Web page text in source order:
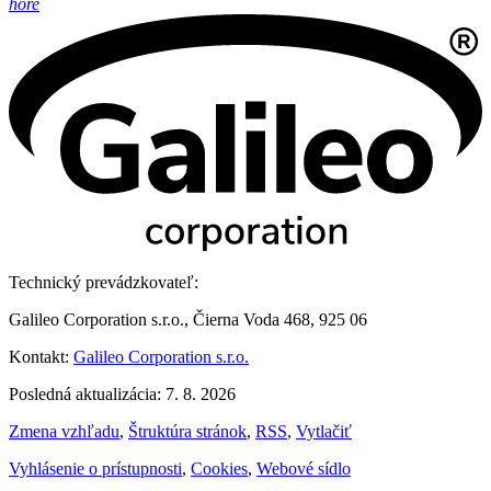
hore
Technický prevádzkovateľ:
Galileo Corporation s.r.o., Čierna Voda 468, 925 06
Kontakt: Galileo Corporation s.r.o.
Posledná aktualizácia: 7. 8. 2026
Zmena vzhľadu, Štruktúra stránok, RSS, Vytlačiť
Vyhlásenie o prístupnosti, Cookies, Webové sídlo